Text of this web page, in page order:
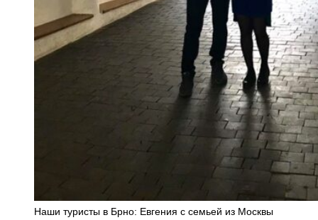
Наши туристы в Брно: Евгения с семьей из Москвы